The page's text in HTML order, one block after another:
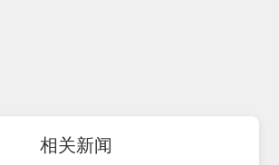
相关新闻